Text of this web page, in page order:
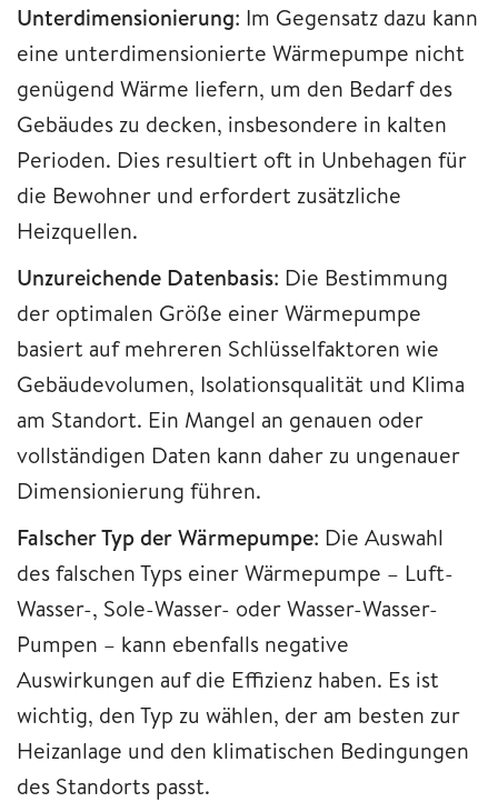
Unterdimensionierung: Im Gegensatz dazu kann
eine unterdimensionierte Wärmepumpe nicht
genügend Wärme liefern, um den Bedarf des
Gebäudes zu decken, insbesondere in kalten
Perioden. Dies resultiert oft in Unbehagen für
die Bewohner und erfordert zusätzliche
Heizquellen.
Unzureichende Datenbasis: Die Bestimmung
der optimalen Größe einer Wärmepumpe
basiert auf mehreren Schlüsselfaktoren wie
Gebäudevolumen, Isolationsqualität und Klima
am Standort. Ein Mangel an genauen oder
vollständigen Daten kann daher zu ungenauer
Dimensionierung führen.
Falscher Typ der Wärmepumpe: Die Auswahl
des falschen Typs einer Wärmepumpe – Luft-
Wasser-, Sole-Wasser- oder Wasser-Wasser-
Pumpen – kann ebenfalls negative
Auswirkungen auf die Effizienz haben. Es ist
wichtig, den Typ zu wählen, der am besten zur
Heizanlage und den klimatischen Bedingungen
des Standorts passt.